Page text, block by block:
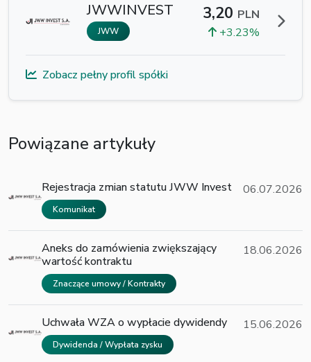
JWWINVEST
JWW
3,20 PLN
+3.23%
Zobacz pełny profil spółki
Powiązane artykuły
Rejestracja zmian statutu JWW Invest
Komunikat
06.07.2026
Aneks do zamówienia zwiększający
wartość kontraktu
Znaczące umowy / Kontrakty
18.06.2026
Uchwała WZA o wypłacie dywidendy
Dywidenda / Wypłata zysku
15.06.2026